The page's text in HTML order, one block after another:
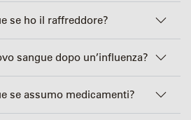
se ho il raffreddore?
sangue dopo un’influenza?
se assumo medicamenti?